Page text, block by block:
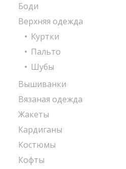
Боди
Верхняя одежда
Куртки
Пальто
Шубы
Вышиванки
Вязаная одежда
Жакеты
Кардиганы
Костюмы
Кофты